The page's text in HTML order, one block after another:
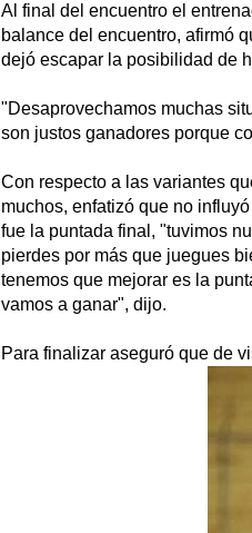
Al final del encuentro el
balance del encuentro, afirmó
dejó escapar la posibilidad de
"Desaprovechamos muchas
son justos ganadores porque
Con respecto a las variantes
muchos, enfatizó que no
fue la puntada final, "tuvimos
pierdes por más que juegues
tenemos que mejorar es la
vamos a ganar", dijo.
Para finalizar aseguró que de